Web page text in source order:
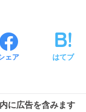
ェア はてブ
に広告を含みます